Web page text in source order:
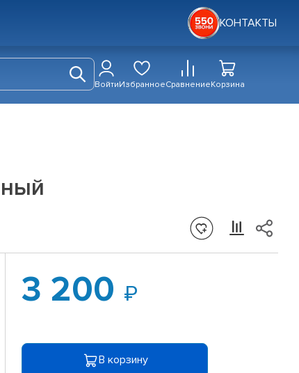
КОНТАКТЫ
ВойтиИзбранноеСравнениеКорзина
3 200
В корзину